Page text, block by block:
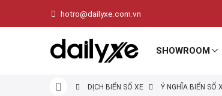
hotro@dailyxe.com.vn
SHOWROOM
DỊCH BIỂN SỐ XE Ý NGHĨA BIỂN SỐ